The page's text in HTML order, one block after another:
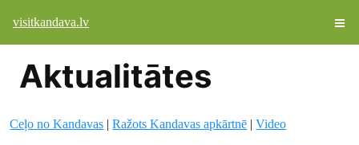
visitkandava.lv
Aktualitātes
Ceļo no Kandavas |Ražots Kandavas apkārtnē |Video